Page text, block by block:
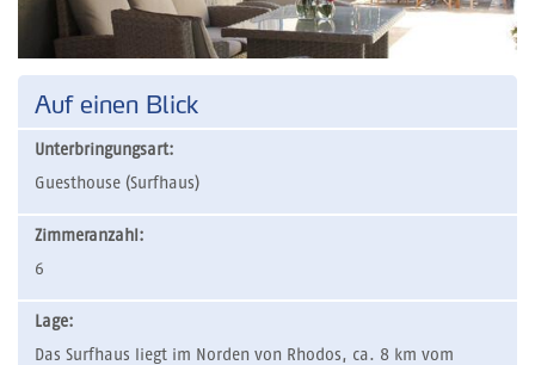
Auf einen Blick
Unterbringungsart:
Guesthouse (Surfhaus)
Zimmeranzahl:
6
Lage:
Das Surfhaus liegt im Norden von Rhodos, ca. 8 km vom